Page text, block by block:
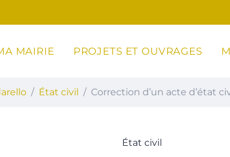
Caldarello
MAIRIE PROJETS ET OUVRAGES
État civil Correction d’un acte d’état
État civil